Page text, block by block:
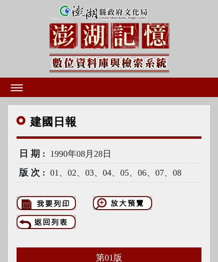
建國 日報
日期 1990年08月28日
版次 01、02、03、04、05、06、07、08
第01 版